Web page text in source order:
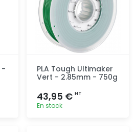
-
PLA Tough Ultimaker
Vert - 2.85mm - 750g
43,95 € HT
En stock